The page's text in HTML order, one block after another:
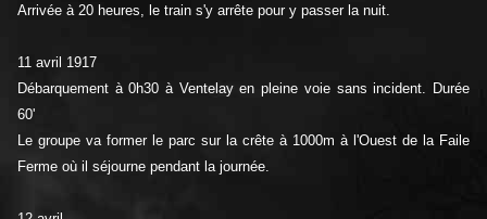
Arrivée à 20 heures, le train s'y arrête pour y passer la nuit.
11 avril 1917
Débarquement à 0h30 à Ventelay en pleine voie sans incident. Durée
60'
Le groupe va former le parc sur la crête à 1000m à l'Ouest de la Faile
Ferme où il séjourne pendant la journée.